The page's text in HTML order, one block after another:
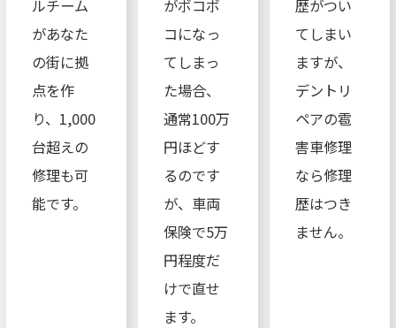
ルチーム
があなた
の街に拠
点を作
り、1,000
台超えの
修理も可
能です。
がボコボ
コになっ
てしまっ
た場合、
通常100万
円ほどす
るのです
が、車両
保険で5万
円程度だ
けで直せ
ます。
歴がつい
てしまい
ますが、
デントリ
ペアの雹
害車修理
なら修理
歴はつき
ません。